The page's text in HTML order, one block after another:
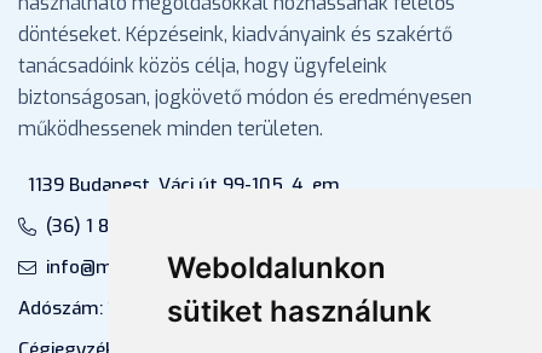
Weboldalunkon
sütiket használunk
döntéseket. Képzéseink, kiadványaink és szakértő
tanácsadóink közös célja, hogy ügyfeleink
biztonságosan, jogkövető módon és eredményesen
működhessenek minden területen.
1139 Budapest, Váci út 99-105. 4. em.
(36) 1 880 76 00
info@mprx.hu
Adószám: 13598145-2-41